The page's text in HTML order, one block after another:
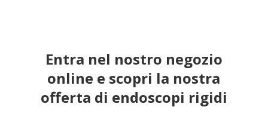
Entra nel nostro negozio
online e scopri la nostra
offerta di endoscopi rigidi